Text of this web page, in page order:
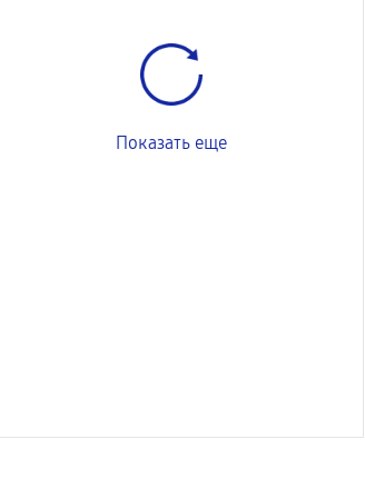
Показать еще